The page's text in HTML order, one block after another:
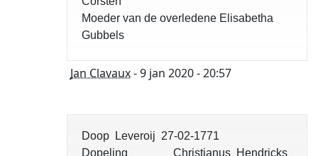
Moeder van de overledene Elisabetha
Gubbels
Jan Clavaux- 9 jan 2020 - 20:57
Doop Leveroij 27-02-1771
Dopeling Christianus Hendricks